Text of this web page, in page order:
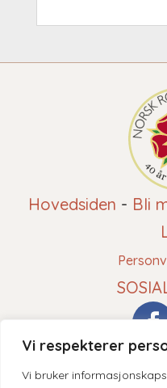
Vi respekterer
Vi bruker
Hovedsiden - Bli